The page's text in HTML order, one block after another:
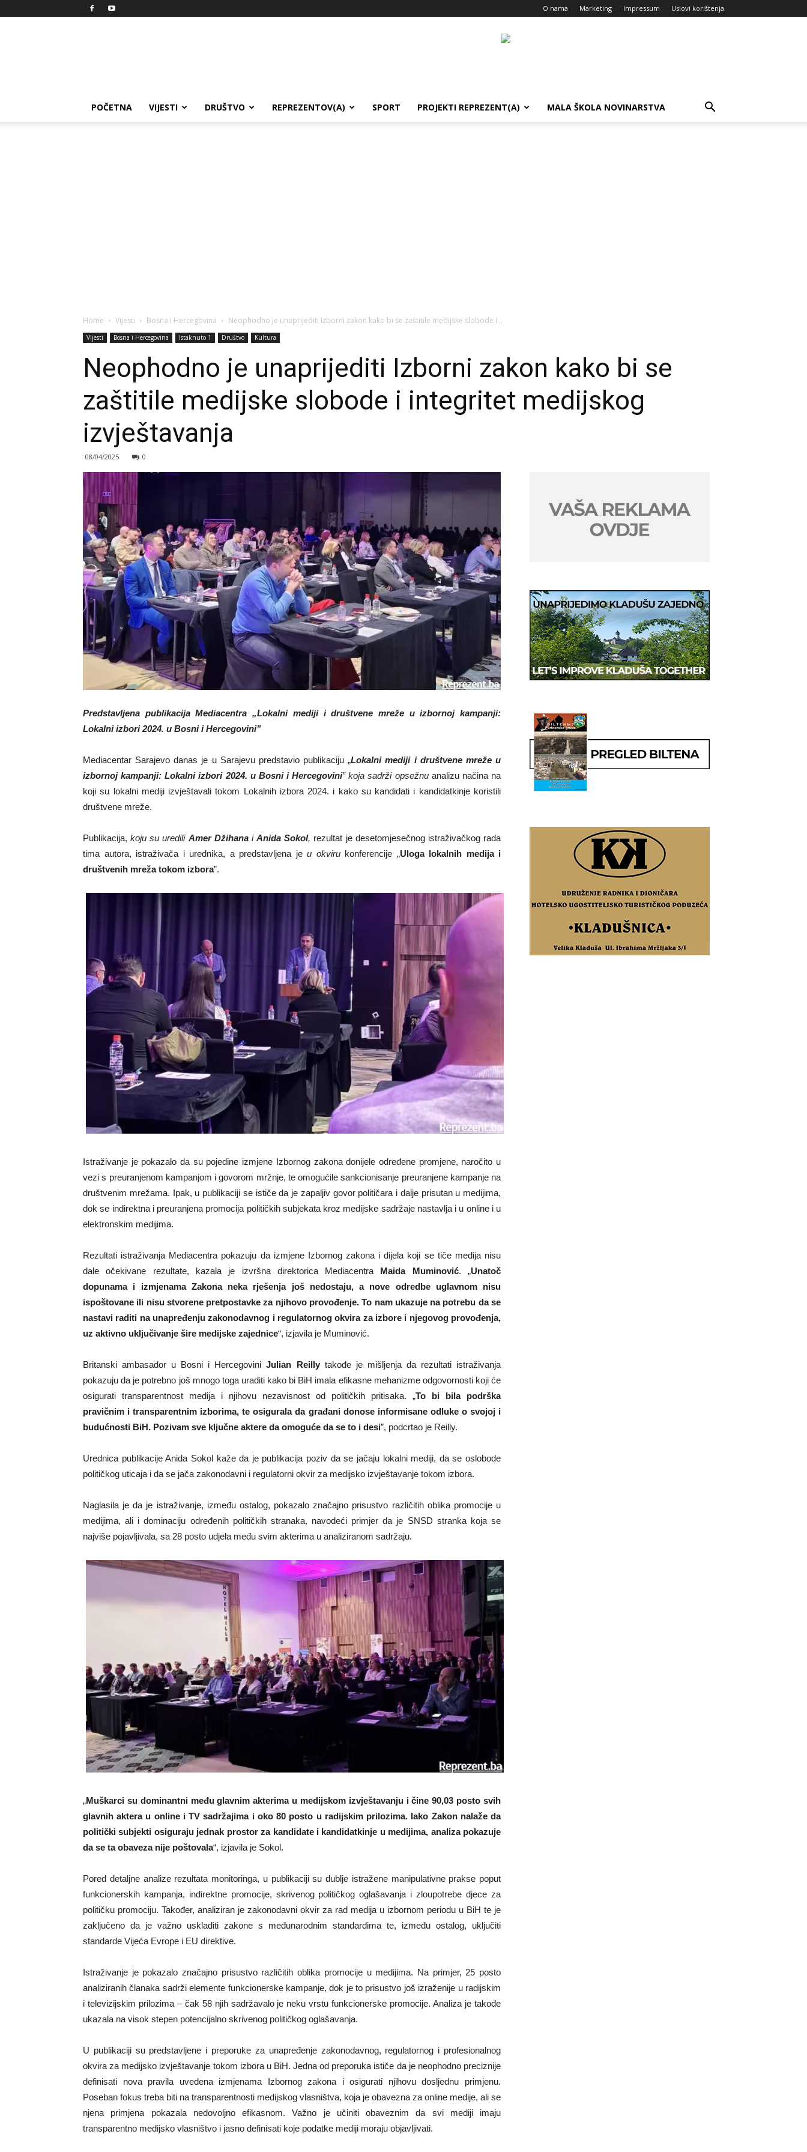
O nama Marketing Impressum Uslovi korištenja
POČETNA VIJESTI DRUŠTVO REPREZENTOV(A) SPORT PROJEKTI REPREZENT(A) MALA ŠKOLA NOVINARSTVA
Home Vijesti Bosna i Hercegovina Neophodno je unaprijediti Izborni zakon kako bi se zaštitile medijske slobode i...
Vijesti Bosna i Hercegovina Istaknuto 1 Društvo Kultura
Neophodno je unaprijediti Izborni zakon kako bi se
zaštitile medijske slobode i integritet medijskog
izvještavanja
08/04/2025 0
Predstavljena publikacija Mediacentra „Lokalni mediji i društvene mreže u izbornoj kampanji:
Lokalni izbori 2024. u Bosni i Hercegovini”
Mediacentar Sarajevo danas je u Sarajevu predstavio publikaciju „Lokalni mediji i društvene mreže u
izbornoj kampanji: Lokalni izbori 2024. u Bosni i Hercegovini” koja sadrži opsežnu analizu načina na
koji su lokalni mediji izvještavali tokom Lokalnih izbora 2024. i kako su kandidati i kandidatkinje koristili
društvene mreže.
Publikacija,koju su uredili Amer DžihanaiAnida Sokol, rezultat je desetomjesečnog istraživačkog rada
tima autora, istraživača i urednika, a predstavljena jeu okviru konferencije „Uloga lokalnih medija i
društvenih mreža tokom izbora”.
Istraživanje je pokazalo da su pojedine izmjene Izbornog zakona donijele određene promjene, naročito u
vezi s preuranjenom kampanjom i govorom mržnje, te omogućile sankcionisanje preuranjene kampanje na
društvenim mrežama. Ipak, u publikaciji se ističe da je zapaljiv govor političara i dalje prisutan u medijima,
dok se indirektna i preuranjena promocija političkih subjekata kroz medijske sadržaje nastavlja i u online i u
elektronskim medijima.
Rezultati istraživanja Mediacentra pokazuju da izmjene Izbornog zakona i dijela koji se tiče medija nisu
dale očekivane rezultate, kazala je izvršna direktorica Mediacentra Maida Muminović. „Unatoč
dopunama i izmjenama Zakona neka rješenja još nedostaju, a nove odredbe uglavnom nisu
ispoštovane ili nisu stvorene pretpostavke za njihovo provođenje. To nam ukazuje na potrebu da se
nastavi raditi na unapređenju zakonodavnog i regulatornog okvira za izbore i njegovog provođenja,
uz aktivno uključivanje šire medijske zajednice“, izjavila je Muminović.
Britanski ambasador u Bosni i HercegoviniJulian Reillytakođe je mišljenja da rezultati istraživanja
pokazuju da je potrebno još mnogo toga uraditi kako bi BiH imala efikasne mehanizme odgovornosti koji će
osigurati transparentnost medija i njihovu nezavisnost od političkih pritisaka. „To bi bila podrška
pravičnim i transparentnim izborima, te osigurala da građani donose informisane odluke o svojoj i
budućnosti BiH. Pozivam sve ključne aktere da omoguće da se to i desi”, podcrtao je Reilly.
Urednica publikacije Anida Sokol kaže da je publikacija poziv da se jačaju lokalni mediji, da se oslobode
političkog uticaja i da se jača zakonodavni i regulatorni okvir za medijsko izvještavanje tokom izbora.
Naglasila je da je istraživanje, između ostalog, pokazalo značajno prisustvo različitih oblika promocije u
medijima, ali i dominaciju određenih političkih stranaka, navodeći primjer da je SNSD stranka koja se
najviše pojavljivala, sa 28 posto udjela među svim akterima u analiziranom sadržaju.
„Muškarci su dominantni među glavnim akterima u medijskom izvještavanju i čine 90,03 posto svih
glavnih aktera u online i TV sadržajima i oko 80 posto u radijskim prilozima. Iako Zakon nalaže da
politički subjekti osiguraju jednak prostor za kandidate i kandidatkinje u medijima, analiza pokazuje
da se ta obaveza nije poštovala“, izjavila je Sokol.
Pored detaljne analize rezultata monitoringa, u publikaciji su dublje istražene manipulativne prakse poput
funkcionerskih kampanja, indirektne promocije, skrivenog političkog oglašavanja i zloupotrebe djece za
političku promociju. Također, analiziran je zakonodavni okvir za rad medija u izbornom periodu u BiH te je
zaključeno da je važno uskladiti zakone s međunarodnim standardima te, između ostalog, uključiti
standarde Vijeća Evrope i EU direktive.
Istraživanje je pokazalo značajno prisustvo različitih oblika promocije u medijima. Na primjer, 25 posto
analiziranih članaka sadrži elemente funkcionerske kampanje, dok je to prisustvo još izraženije u radijskim
i televizijskim prilozima – čak 58 njih sadržavalo je neku vrstu funkcionerske promocije. Analiza je takođe
ukazala na visok stepen potencijalno skrivenog političkog oglašavanja.
U publikaciji su predstavljene i preporuke za unapređenje zakonodavnog, regulatornog i profesionalnog
okvira za medijsko izvještavanje tokom izbora u BiH. Jedna od preporuka ističe da je neophodno preciznije
definisati nova pravila uvedena izmjenama Izbornog zakona i osigurati njihovu dosljednu primjenu.
Poseban fokus treba biti na transparentnosti medijskog vlasništva, koja je obavezna za online medije, ali se
njena primjena pokazala nedovoljno efikasnom. Važno je učiniti obaveznim da svi mediji imaju
transparentno medijsko vlasništvo i jasno definisati koje podatke mediji moraju objavljivati.